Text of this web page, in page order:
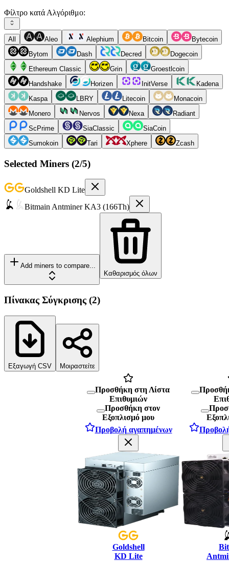
Φίλτρο κατά Αλγόριθμο:
All Aleo Alephium Bitcoin
Bytecoin
Bytom
Dash Decred
Dogecoin
Ethereum Classic
Grin
Groestlcoin
Handshake
Horizen InitVerse
Kadena
Kaspa
LBRY Litecoin
Monacoin
Monero
Nervos Nexa
Radiant
ScPrime
SiaClassic
SiaCoin
Sumokoin
Tari Xphere Zcash
Selected Miners (2/5)
Goldshell KD Lite
Bitmain Antminer KA3 (166Th)
Add miners to compare...
Καθαρισμός όλων
Πίνακας Σύγκρισης (2)
Εξαγωγή CSV Μοιραστείτε
Προσθήκη στη Λίστα
Επιθυμιών
Προσθήκη στον
Εξοπλισμό μου
Προβολή αγαπημένων
Goldshell
KD Lite